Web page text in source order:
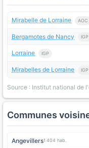
Mirabelle de Lorraine AOC
Bergamotes de Nancy IGP
Lorraine IGP
Mirabelles de Lorraine IGP
Source : Institut national de
Communes
Angevillers1 404 hab.